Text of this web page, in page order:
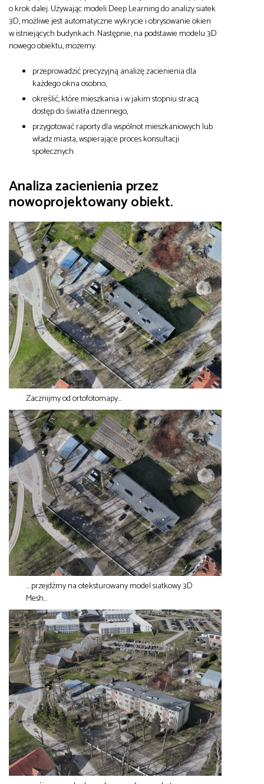
o krok dalej. Używając modeli Deep Learning do analizy siatek
3D, możliwe jest automatyczne wykrycie i obrysowanie okien
w istniejących budynkach. Następnie, na podstawie modelu 3D
nowego obiektu, możemy:
przeprowadzić precyzyjną analizę zacienienia dla
każdego okna osobno,
określić, które mieszkania i w jakim stopniu stracą
dostęp do światła dziennego,
przygotować raporty dla wspólnot mieszkaniowych lub
władz miasta, wspierające proces konsultacji
społecznych.
Analiza zacienienia przez
nowoprojektowany obiekt.
Zacznijmy od ortofotomapy…
… przejdźmy na oteksturowany model siatkowy 3D
Mesh…